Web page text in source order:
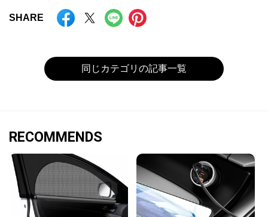
SHARE
同じカテゴリの記事一覧
RECOMMENDS